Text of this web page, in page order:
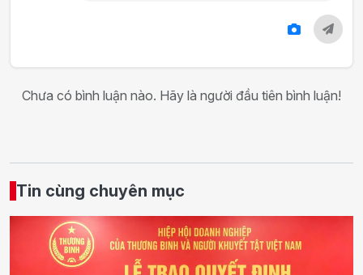
Chưa có bình luận nào. Hãy là người đầu tiên bình luận!
Tin cùng chuyên mục